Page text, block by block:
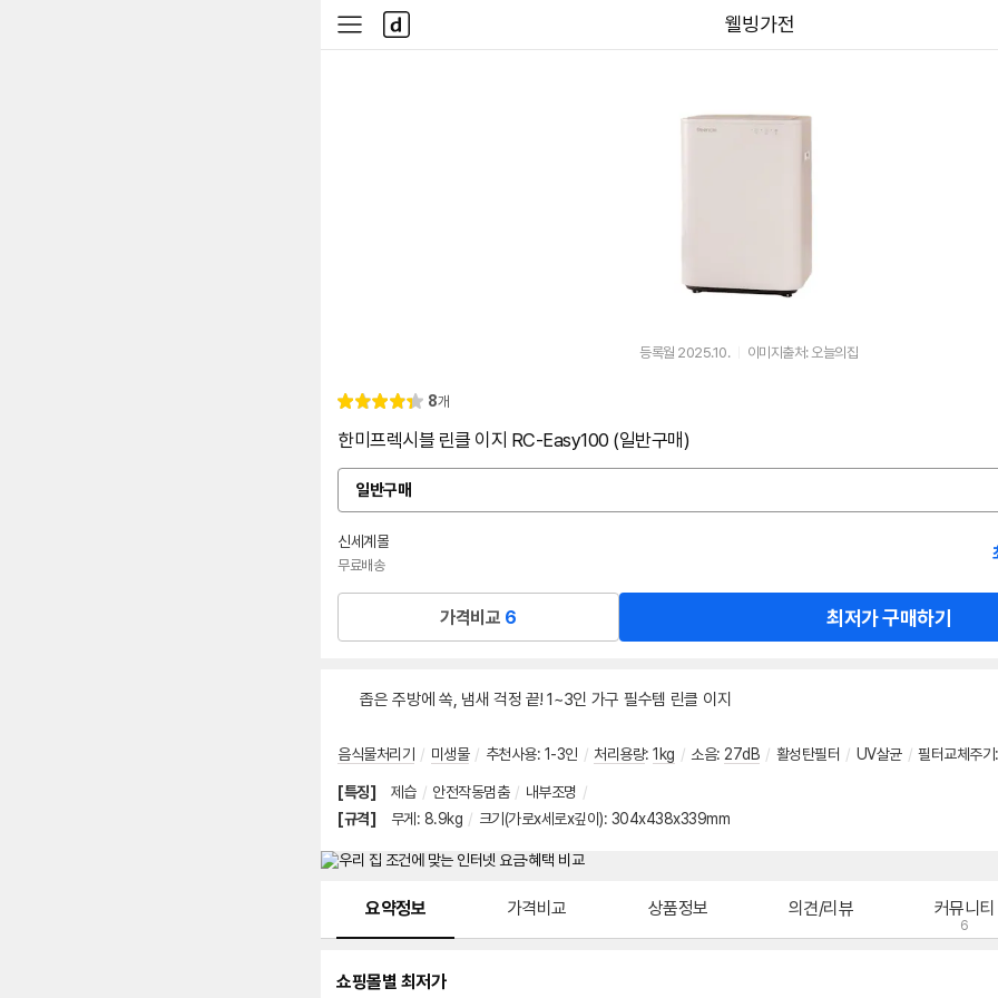
웰빙가전
사
이
다
나
와
등록월 2025.10. 이미지출처: 오늘의집
별
4.
리
8개
한미프렉시블 린클 이지 RC-Easy100 (일반구매)
일반구매
옵
션
선
택
신세계몰
무료배송
가격비교 6 최저가 구매하기
좁은 주방에 쏙, 냄새 걱정 끝! 1~3인 가구 필수템 린클 이지
음식물처리기 / 미생물 / 추천사용: 1-3인 / 처리용량: 1kg / 소음: 27dB / 활성탄필터 / UV살균 / 필터교체주기
[특징] 제습 / 안전작동멈춤 / 내부조명 /
[규격]
무게 : 8.9kg / 크기(가로x세로x깊이): 304x438x339mm
요약정보 가격비교 상품정보 의견/리뷰 커뮤니티
6
쇼핑몰별 최저가